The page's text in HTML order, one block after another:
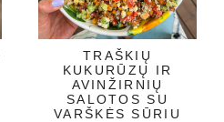
TRAŠKIŲ
KUKURŪZŲ IR
AVINŽIRNIŲ
SALOTOS SU
VARŠKĖS SŪRIU